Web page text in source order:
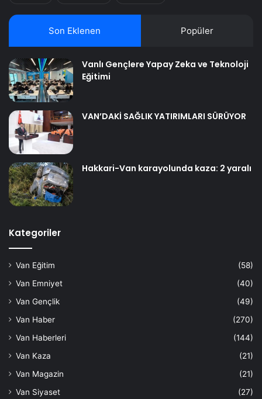
Son Eklenen Popüler
Vanlı Gençlere Yapay Zeka ve Teknoloji
Eğitimi
VAN’DAKİ SAĞLIK YATIRIMLARI SÜRÜYOR
Hakkari-Van karayolunda kaza: 2 yaralı
Kategoriler
Van Eğitim
(58)
Van Emniyet
(40)
Van Gençlik
(49)
Van Haber
(270)
Van Haberleri
(144)
Van Kaza
(21)
Van Magazin
(21)
Van Siyaset
(27)